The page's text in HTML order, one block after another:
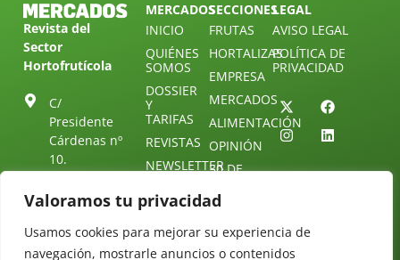
Valoramos tu privacidad
Usamos cookies para mejorar su experiencia de
navegación, mostrarle anuncios o contenidos
Revista del
Sector
Hortofrutícola
C/
Presidente
Cárdenas nº
10.
Sevilla.
Tel: (+34) 954
MERCADOS
INICIO
QUIÉNES
SOMOS
DOSSIER
Y
TARIFAS
REVISTAS
NEWSLETTER
ÚNETE A
NUESTRO
TELEGRAM
SECCIONES
FRUTAS
HORTALIZAS
EMPRESA
MERCADOS
ALIMENTACIÓN
OPINIÓN
30 DE
DIRECTORIO
LEGAL
AVISO LEGAL
POLÍTICA DE
PRIVACIDAD
Starenlared